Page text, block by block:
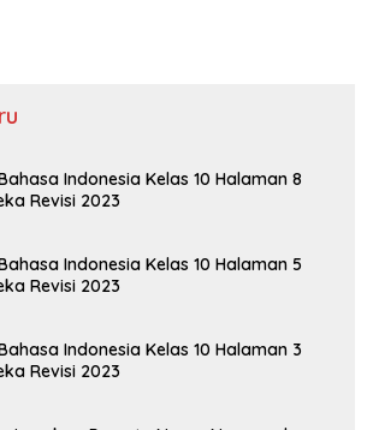
Indonesia Kelas 10 Halaman 8
Revisi 2023
Indonesia Kelas 10 Halaman 5
Revisi 2023
Indonesia Kelas 10 Halaman 3
Revisi 2023